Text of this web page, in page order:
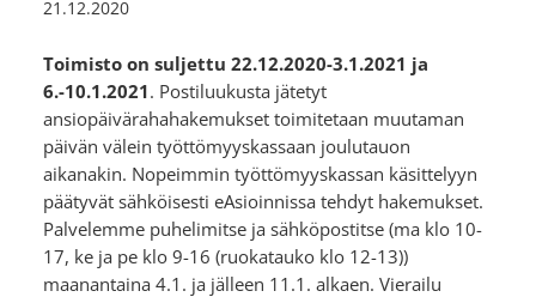
21.12.2020
Toimisto on suljettu 22.12.2020-3.1.2021 ja
6.-10.1.2021. Postiluukusta jätetyt
ansiopäivärahahakemukset toimitetaan muutaman
päivän välein työttömyyskassaan joulutauon
aikanakin. Nopeimmin työttömyyskassan käsittelyyn
päätyvät sähköisesti eAsioinnissa tehdyt hakemukset.
Palvelemme puhelimitse ja sähköpostitse (ma klo 10-
17, ke ja pe klo 9-16 (ruokatauko klo 12-13))
maanantaina 4.1. ja jälleen 11.1. alkaen. Vierailu